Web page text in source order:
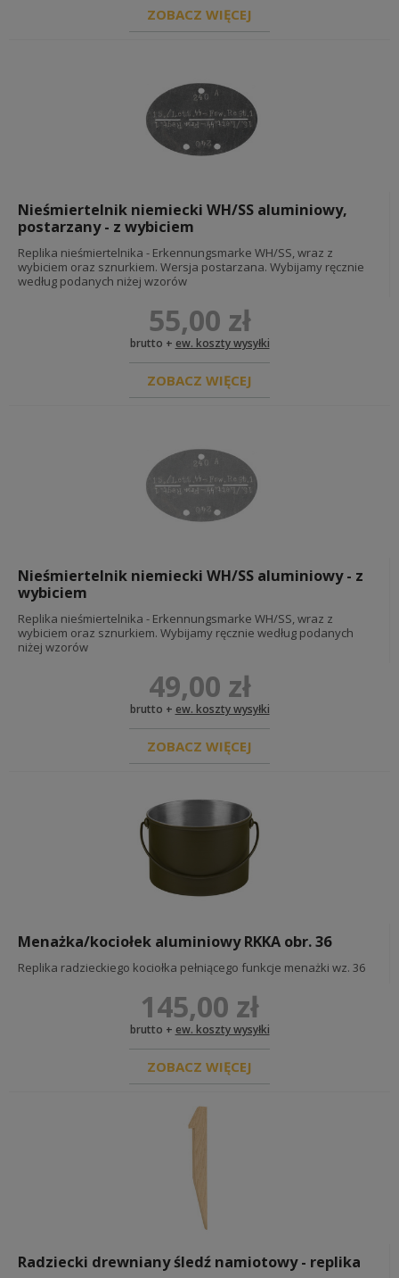
ZOBACZ WIĘCEJ
Nieśmiertelnik niemiecki WH/SS aluminiowy,
postarzany - z wybiciem
Replika nieśmiertelnika - Erkennungsmarke WH/SS, wraz z
wybiciem oraz sznurkiem. Wersja postarzana. Wybijamy ręcznie
według podanych niżej wzorów
55,00 zł
brutto + ew. koszty wysyłki
ZOBACZ WIĘCEJ
Nieśmiertelnik niemiecki WH/SS aluminiowy - z
wybiciem
Replika nieśmiertelnika - Erkennungsmarke WH/SS, wraz z
wybiciem oraz sznurkiem. Wybijamy ręcznie według podanych
niżej wzorów
49,00 zł
brutto + ew. koszty wysyłki
ZOBACZ WIĘCEJ
Menażka/kociołek aluminiowy RKKA obr. 36
Replika radzieckiego kociołka pełniącego funkcje menażki wz. 36
145,00 zł
brutto + ew. koszty wysyłki
ZOBACZ WIĘCEJ
Radziecki drewniany śledź namiotowy - replika